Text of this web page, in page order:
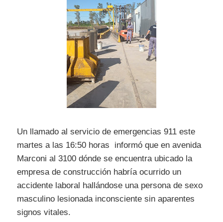
Un llamado al servicio de emergencias 911 este
martes a las 16:50 horas informó que en avenida
Marconi al 3100 dónde se encuentra ubicado la
empresa de construcción habría ocurrido un
accidente laboral hallándose una persona de sexo
masculino lesionada inconsciente sin aparentes
signos vitales.